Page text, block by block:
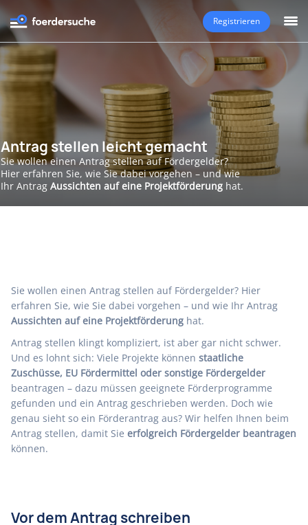
Registrieren
Antrag stellen leicht gemacht
Sie wollen einen Antrag stellen auf Fördergelder?
Hier erfahren Sie, wie Sie dabei vorgehen – und wie
Ihr Antrag Aussichten auf eine Projektförderung hat.
Sie wollen einen Antrag stellen auf Fördergelder? Hier
erfahren Sie, wie Sie dabei vorgehen – und wie Ihr Antrag
Aussichten auf eine Projektförderung hat.
Antrag stellen klingt kompliziert, ist aber gar nicht schwer.
Und es lohnt sich: Viele Projekte können staatliche
Zuschüsse, EU Fördermittel oder sonstige Fördergelder
beantragen – dazu müssen geeignete Förderprogramme
gefunden und ein Antrag geschrieben werden. Doch wie
genau sieht so ein Förderantrag aus? Wir helfen Ihnen beim
Antrag stellen, damit Sie erfolgreich Fördergelder beantragen
können.
Vor dem Antrag schreiben